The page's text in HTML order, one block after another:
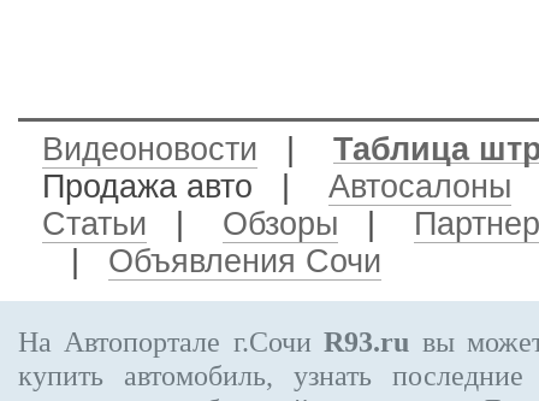
Видеоновости
Таблица
Продажа авто
Автосалоны
Статьи
Обзоры
Объявления Сочи
На Автопортале г.СочиR93.ru вы
купить автомобиль, узнать